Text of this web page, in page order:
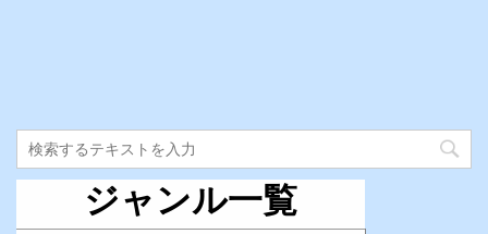
ジャンル一覧